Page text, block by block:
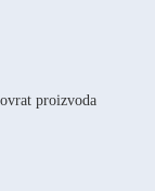
proizvoda